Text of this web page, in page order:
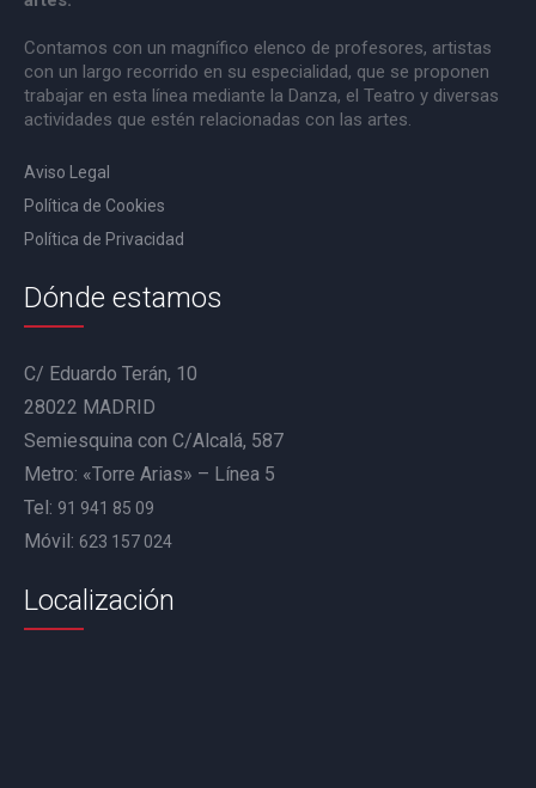
Contamos con un magnífico elenco de profesores, artistas
con un largo recorrido en su especialidad, que se proponen
trabajar en esta línea mediante la Danza, el Teatro y diversas
actividades que estén relacionadas con las artes.
Aviso Legal
Política de Cookies
Política de Privacidad
Dónde estamos
C/ Eduardo Terán, 10
28022 MADRID
Semiesquina con C/Alcalá, 587
Metro: «Torre Arias» – Línea 5
Tel: 91 941 85 09
Móvil: 623 157 024
Localización